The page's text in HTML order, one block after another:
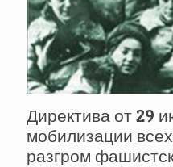
Директива от 29
мобилизации
разгром